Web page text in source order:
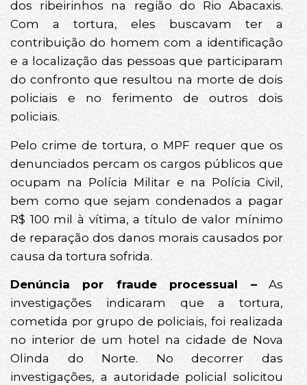
dos ribeirinhos na região do Rio Abacaxis.
Com a tortura, eles buscavam ter a
contribuição do homem com a identificação
e a localização das pessoas que participaram
do confronto que resultou na morte de dois
policiais e no ferimento de outros dois
policiais.
Pelo crime de tortura, o MPF requer que os
denunciados percam os cargos públicos que
ocupam na Polícia Militar e na Polícia Civil,
bem como que sejam condenados a pagar
R$ 100 mil à vítima, a título de valor mínimo
de reparação dos danos morais causados por
causa da tortura sofrida.
Denúncia por fraude processual –As
investigações indicaram que a tortura,
cometida por grupo de policiais, foi realizada
no interior de um hotel na cidade de Nova
Olinda do Norte. No decorrer das
investigações, a autoridade policial solicitou